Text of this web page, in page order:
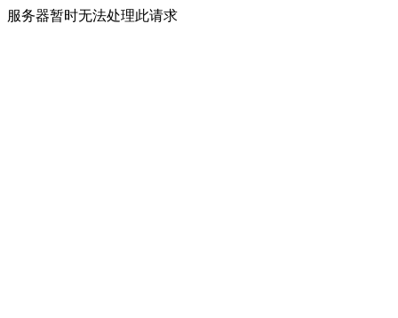
服务器暂时无法处理此请求